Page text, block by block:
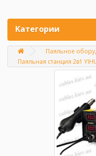
Категории
Паяльное
Паяльная станция 2в1